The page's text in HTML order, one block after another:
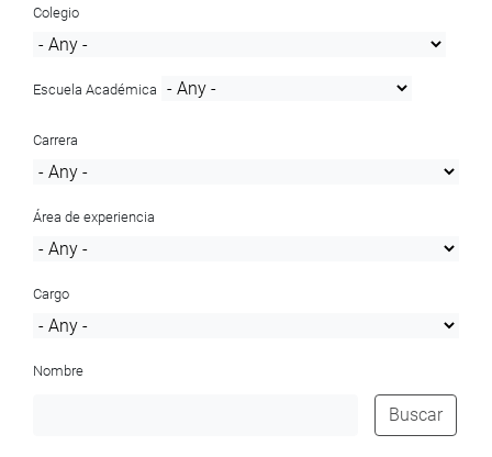
Colegio
Escuela Académica
Carrera
Área de experiencia
Cargo
Nombre
Buscar